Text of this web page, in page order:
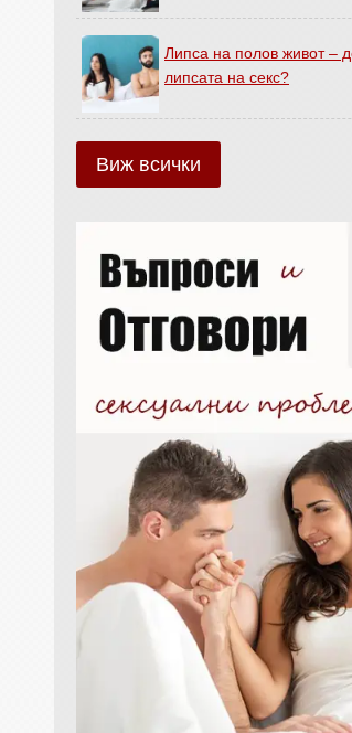
Липса на полов живот –
липсата на секс?
Виж всички